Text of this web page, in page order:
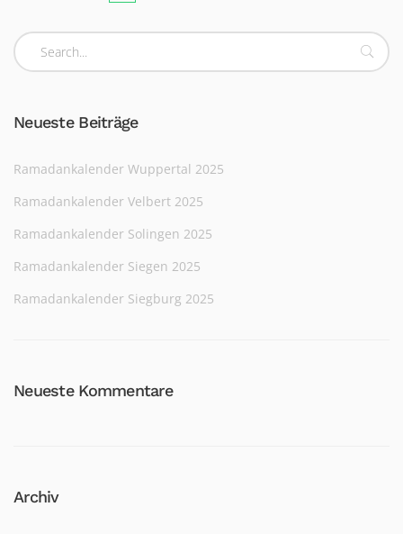
Neueste Beiträge
Ramadankalender Wuppertal 2025
Ramadankalender Velbert 2025
Ramadankalender Solingen 2025
Ramadankalender Siegen 2025
Ramadankalender Siegburg 2025
Neueste Kommentare
Archiv